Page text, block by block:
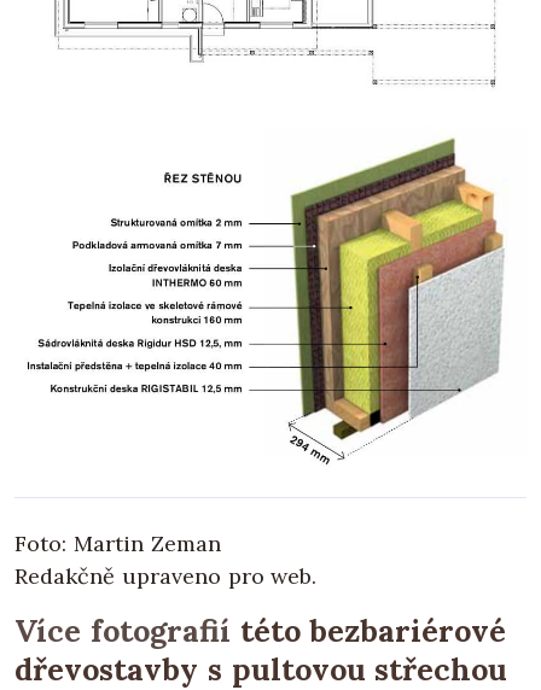
Foto: Martin Zeman
Redakčně upraveno pro web.
Více fotografií této bezbariérové
dřevostavby s pultovou střechou